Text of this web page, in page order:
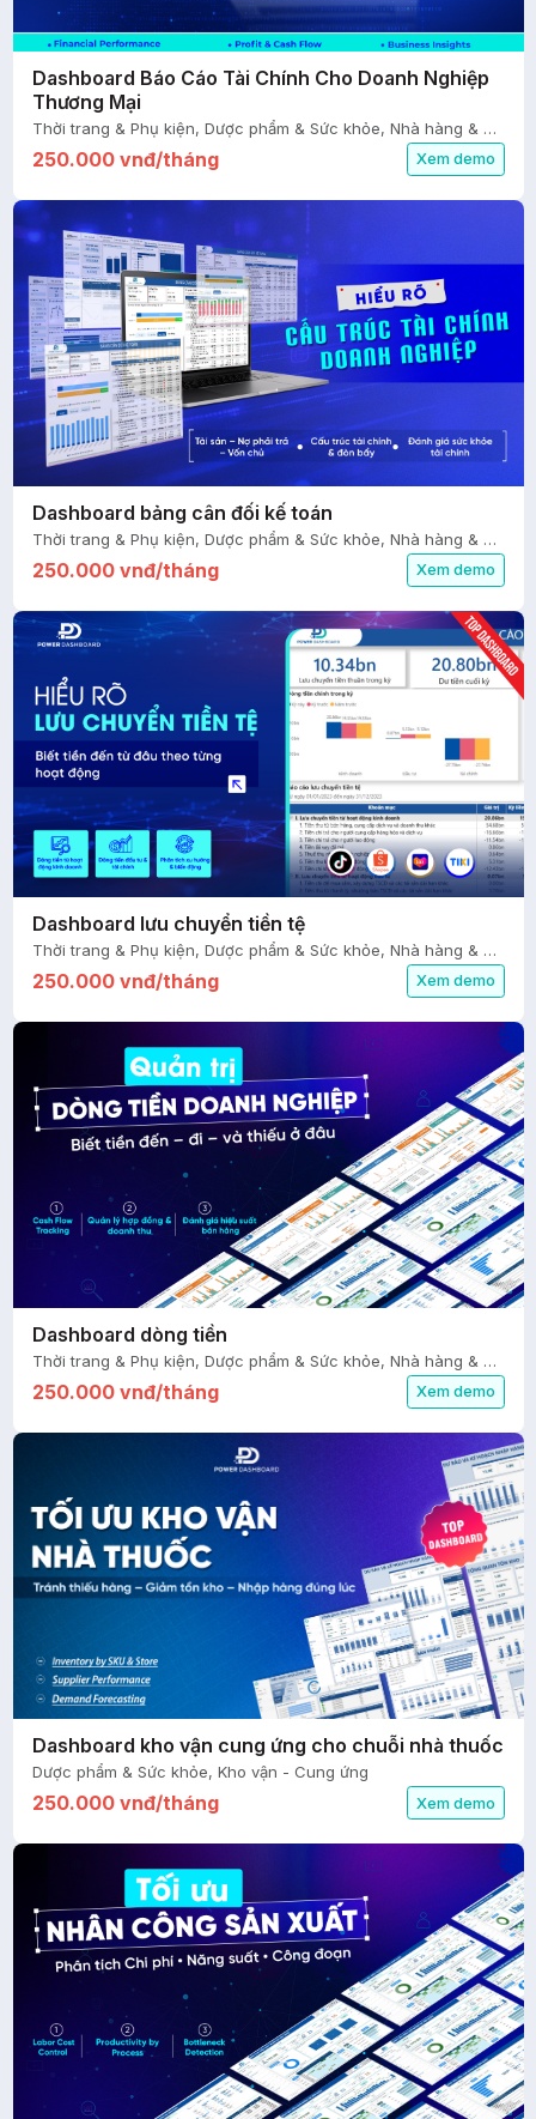
Dashboard Báo Cáo Tài Chính Cho Doanh Nghiệp
Thương Mại
Thời trang & Phụ kiện, Dược phẩm & Sức khỏe, Nhà hàng & Ăn uống, Thiết kế & Xây dựng, Mỹ phẩm & Sắc đẹp, Giáo dục, FMCG, Ô tô & Xe máy, Nhà cửa & Đời sống, Bất động sản, Logistics, Du lịch & Giải trí, Agency & Dịch vụ, Thiết bị điện & điện tử, Tài chính - Kế toán
250.000 vnđ/tháng Xem demo
Dashboard bảng cân đối kế toán
Thời trang & Phụ kiện, Dược phẩm & Sức khỏe, Nhà hàng & Ăn uống, Thiết kế & Xây dựng, Mỹ phẩm & Sắc đẹp, Giáo dục, FMCG, Ô tô & Xe máy, Nhà cửa & Đời sống, Bất động sản, Logistics, Du lịch & Giải trí, Agency & Dịch vụ, Thiết bị điện & điện tử, Tài chính - Kế toán
250.000 vnđ/tháng Xem demo
Dashboard lưu chuyển tiền tệ
Thời trang & Phụ kiện, Dược phẩm & Sức khỏe, Nhà hàng & Ăn uống, Thiết kế & Xây dựng, Mỹ phẩm & Sắc đẹp, Giáo dục, FMCG, Ô tô & Xe máy, Nhà cửa & Đời sống, Bất động sản, Logistics, Du lịch & Giải trí, Agency & Dịch vụ, Thiết bị điện & điện tử, Tài chính - Kế toán
250.000 vnđ/tháng Xem demo
Dashboard dòng tiền
Thời trang & Phụ kiện, Dược phẩm & Sức khỏe, Nhà hàng & Ăn uống, Thiết kế & Xây dựng, Mỹ phẩm & Sắc đẹp, Giáo dục, FMCG, Ô tô & Xe máy, Nhà cửa & Đời sống, Bất động sản, Logistics, Du lịch & Giải trí, Agency & Dịch vụ, Thiết bị điện & điện tử, Tài chính - Kế toán
250.000 vnđ/tháng Xem demo
Dashboard kho vận cung ứng cho chuỗi nhà thuốc
Dược phẩm & Sức khỏe, Kho vận - Cung ứng
250.000 vnđ/tháng Xem demo